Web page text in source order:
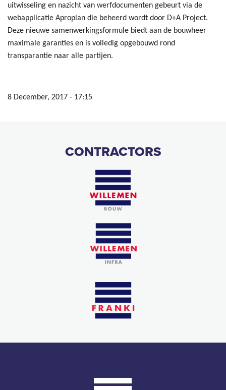
uitwisseling en nazicht van werfdocumenten gebeurt via de
webapplicatie Aproplan die beheerd wordt door D+A Project.
Deze nieuwe samenwerkingsformule biedt aan de bouwheer
maximale garanties en is volledig opgebouwd rond
transparantie naar alle partijen.
8 December, 2017 - 17:15
CONTRACTORS